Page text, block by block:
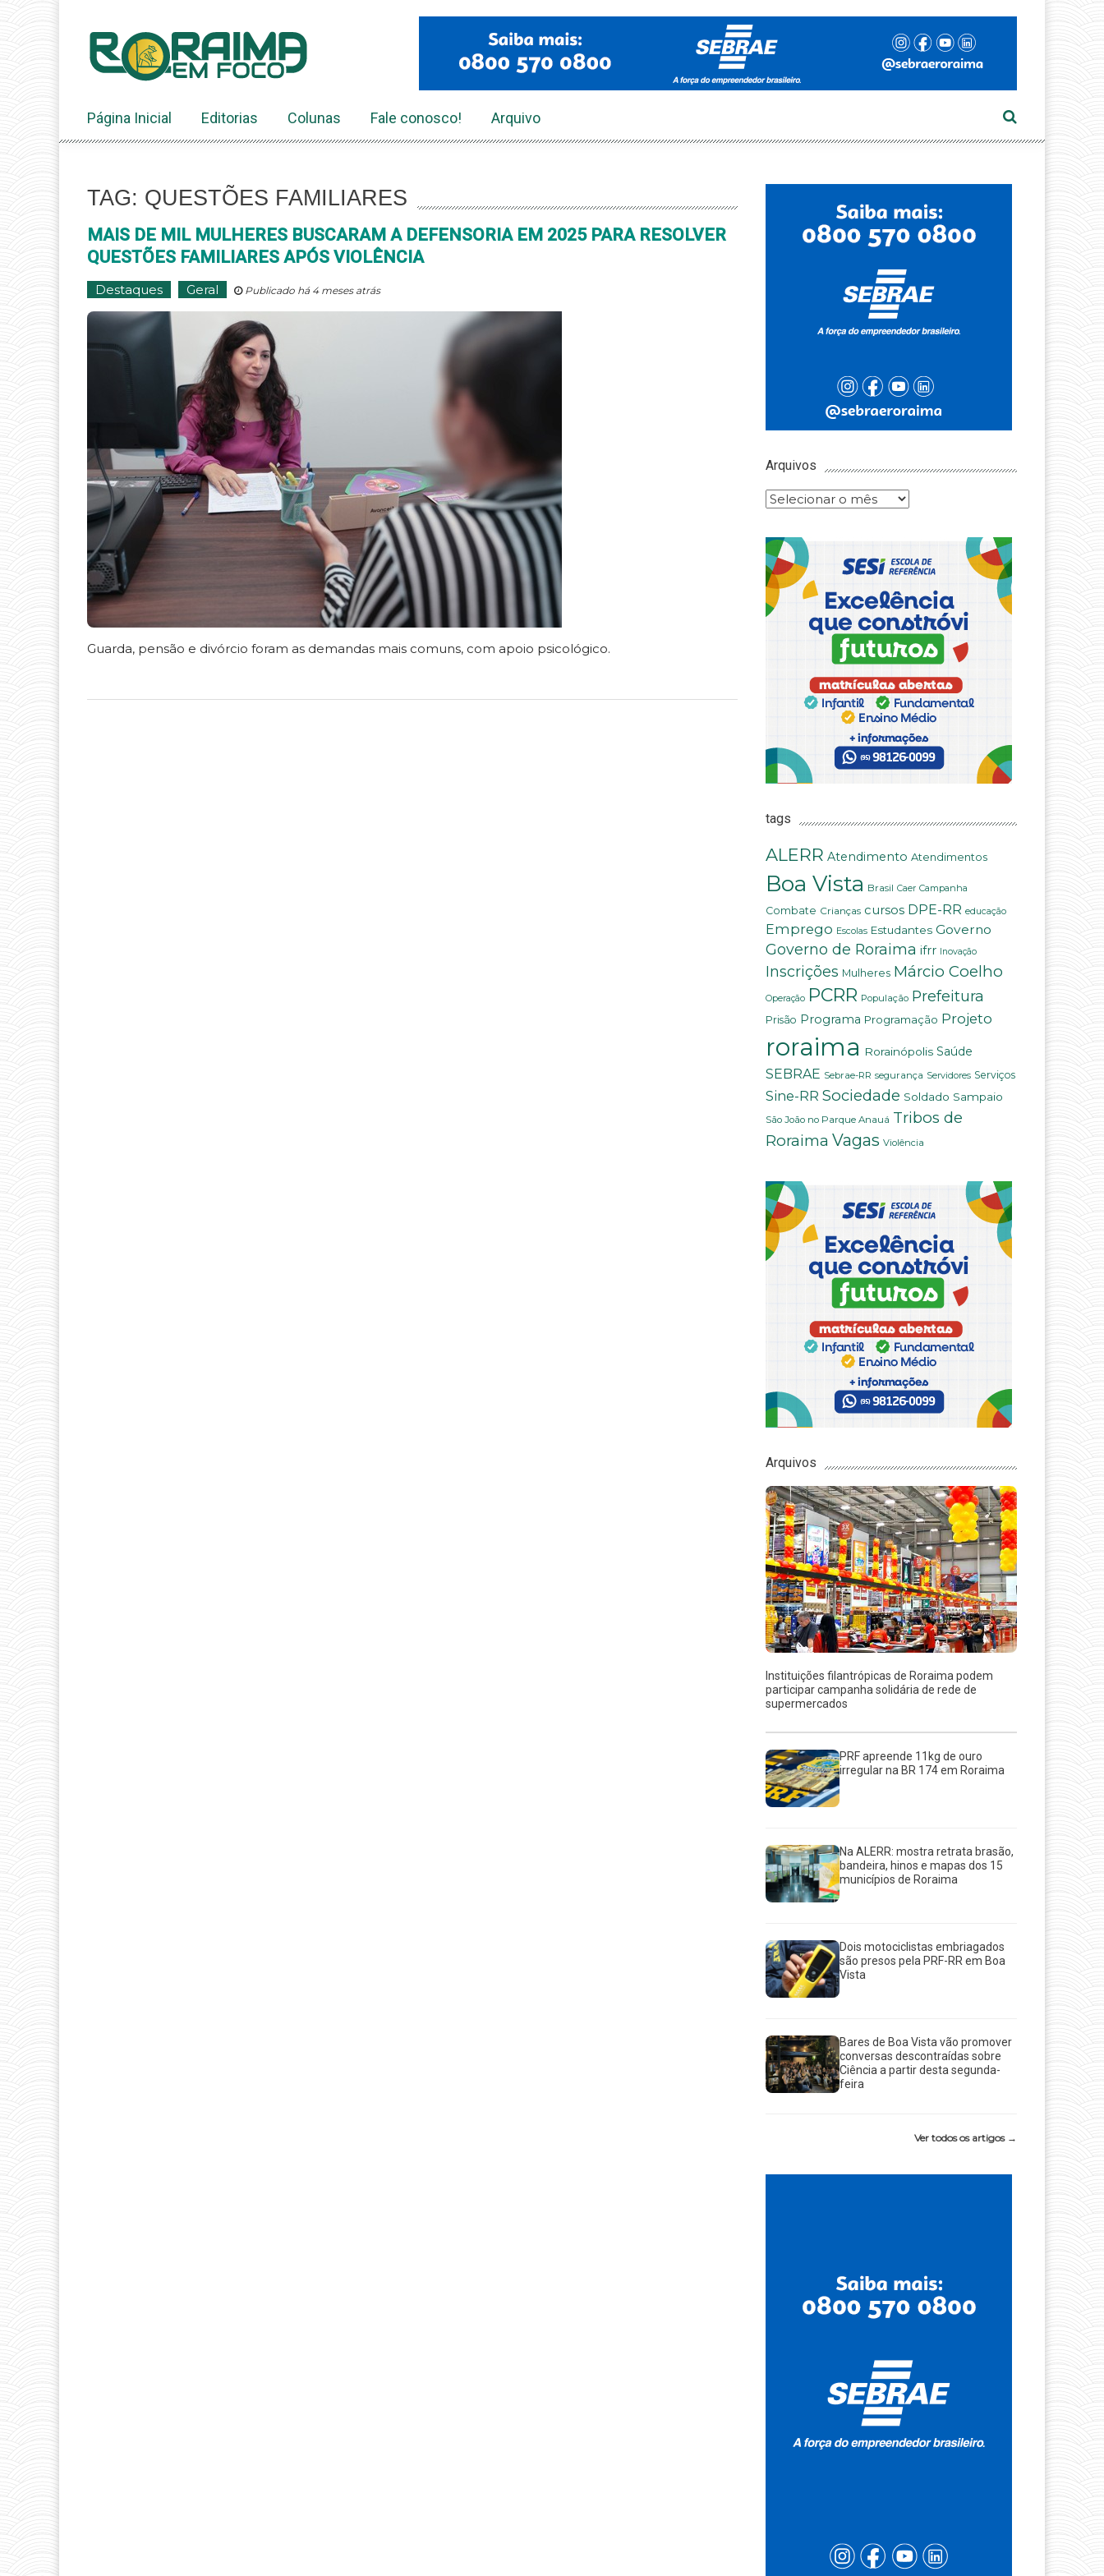
conteúdo
Página Inicial Editorias Colunas Fale conosco! Arquivo
TAG: QUESTÕES FAMILIARES
MAIS DE MIL MULHERES BUSCARAM A DEFENSORIA EM 2025 PARA RESOLVER
QUESTÕES FAMILIARES APÓS VIOLÊNCIA
Destaques Geral Publicado há 4 meses atrás
Guarda, pensão e divórcio foram as demandas mais comuns, com apoio psicológico.
Arquivos
Arquivos
tags
ALERR Atendimento Atendimentos
Boa Vista Brasil Caer Campanha
Combate Crianças cursos DPE-RR educação
Emprego Escolas Estudantes Governo
Governo de Roraima ifrr Inovação
Inscrições Mulheres Márcio Coelho
Operação PCRR População Prefeitura
Prisão Programa Programação Projeto
roraima Rorainópolis Saúde
SEBRAE Sebrae-RR segurança Servidores Serviços
Sine-RR Sociedade Soldado Sampaio
São João no Parque Anauá Tribos de
Roraima Vagas Violência
Arquivos
Instituições filantrópicas de Roraima podem
participar campanha solidária de rede de
supermercados
PRF apreende 11kg de ouro
irregular na BR 174 em Roraima
Na ALERR: mostra retrata brasão,
bandeira, hinos e mapas dos 15
municípios de Roraima
Dois motociclistas embriagados
são presos pela PRF-RR em Boa
Vista
Bares de Boa Vista vão promover
conversas descontraídas sobre
Ciência a partir desta segunda-
feira
Ver todos os artigos →